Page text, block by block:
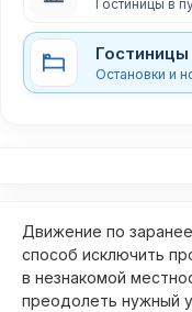
Гостиницы в
Остановки и
Движение по
способ исключить
в незнакомой
преодолеть нужный